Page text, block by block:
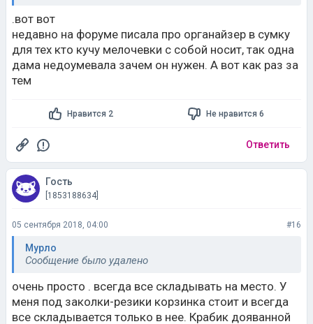
.вот вот
недавно на форуме писала про органайзер в сумку
для тех кто кучу мелочевки с собой носит, так одна
дама недоумевала зачем он нужен. А вот как раз за
тем
Нравится 2 Не нравится 6
Ответить
Гость
[1853188634]
05 сентября 2018, 04:00 #16
Мурло
Сообщение было удалено
очень просто . всегда все складывать на место. У
меня под заколки-резики корзинка стоит и всегда
все складывается только в нее. Крабик дояванной